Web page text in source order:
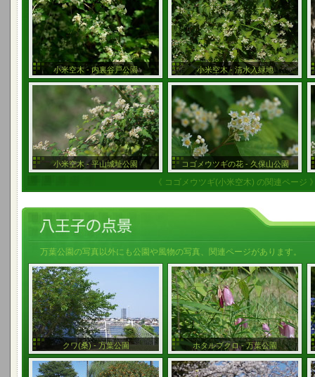
小米空木 - 内裏谷戸公園 小米空木 - 清水入緑地
小米空木 - 平山城址公園 コゴメウツギの花 - 久保山公園
《 コゴメウツギ(小米空木) の関連ページ
万葉公園の写真以外にも公園や風物の写真、関連ページがあります。
クワ(桑) - 万葉公園 ホタルブクロ - 万葉公園